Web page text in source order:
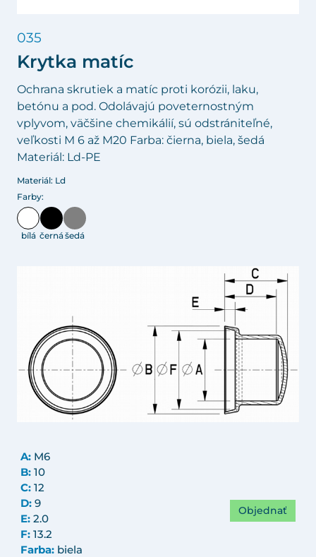
035
Krytka matíc
Ochrana skrutiek a matíc proti korózii, laku,
betónu a pod. Odolávajú poveternostným
vplyvom, väčšine chemikálií, sú odstrániteľné,
veľkosti M 6 až M20 Farba: čierna, biela, šedá
Materiál: Ld-PE
Materiál: Ld
Farby:
bílá černášedá
A: M6
B: 10
C: 12
D: 9
E: 2.0
F: 13.2
Farba: biela
Objednať